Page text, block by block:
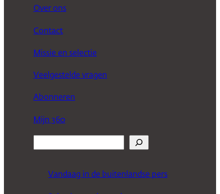
Over ons
Contact
Missie en selectie
Veelgestelde vragen
Abonneren
Mijn 360
Vandaag in de buitenlandse pers